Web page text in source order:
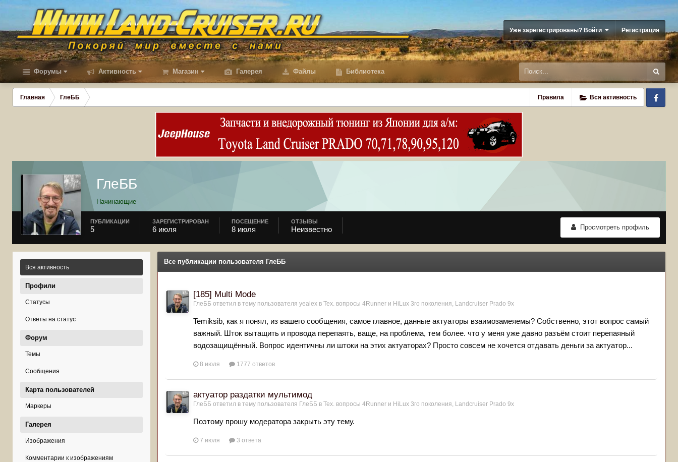
Уже зарегистрированы? Войти Регистрация
Форумы Активность Магазин Галерея Файлы Библиотека
Правила Вся активность
Главная ГлеББ
ГлеББ
Начинающие
Просмотреть профиль
ПУБЛИКАЦИИ
5
ЗАРЕГИСТРИРОВАН
6 июля
ПОСЕЩЕНИЕ
8 июля
ОТЗЫВЫ
Неизвестно
Вся активность
Профили
Статусы
Ответы на статус
Форум
Темы
Сообщения
Карта пользователей
Маркеры
Галерея
Изображения
Комментарии к изображениям
Все публикации пользователя ГлеББ
[185] Multi Mode
ГлеББ ответил в тему пользователя yealex в Тех. вопросы 4Runner и HiLux 3го поколения, Landсruiser Prado 9x
Temiksib, как я понял, из вашего сообщения, самое главное, данные актуаторы взаимозамеяемы? Собственно, этот вопрос самый
важный. Шток вытащить и провода перепаять, ваще, на проблема, тем более. что у меня уже давно разъём стоит перепаяный
водозащищённый. Вопрос идентичны ли штоки на этих актуаторах? Просто совсем не хочется отдавать деньги за актуатор...
8 июля 1777 ответов
актуатор раздатки мультимод
ГлеББ ответил в тему пользователя ГлеББ в Тех. вопросы 4Runner и HiLux 3го поколения, Landсruiser Prado 9x
Поэтому прошу модератора закрыть эту тему.
7 июля 3 ответа